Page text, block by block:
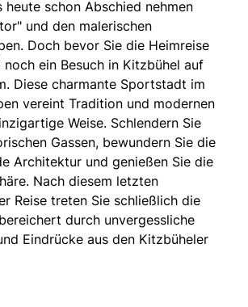
heute schon Abschied nehmen
und den malerischen
Doch bevor Sie die Heimreise
ein Besuch in Kitzbühel auf
Diese charmante Sportstadt im
vereint Tradition und modernen
Weise. Schlendern Sie
Gassen, bewundern Sie die
Architektur und genießen Sie die
Nach diesem letzten
Reise treten Sie schließlich die
durch unvergessliche
Eindrücke aus den Kitzbüheler